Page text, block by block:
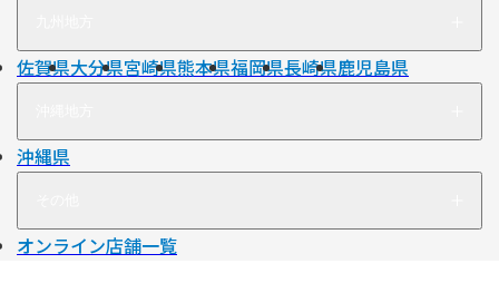
佐賀県大分県宮崎県熊本県福岡県長崎県鹿児島県
沖縄県
オンライン店舗一覧